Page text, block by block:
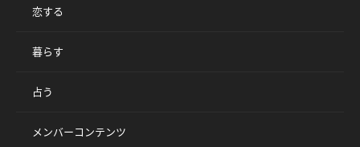
恋する
暮らす
占う
メンバーコンテンツ